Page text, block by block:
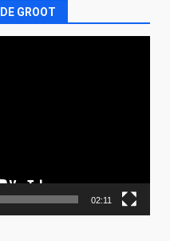
GROOT
02:11